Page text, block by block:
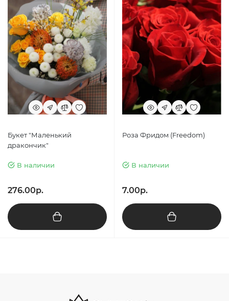
Букет "Маленький
дракончик"
В наличии
276.00р.
Роза Фридом (Freedom)
В наличии
7.00р.